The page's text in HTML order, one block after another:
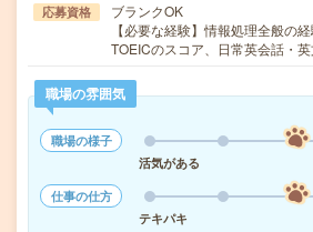
応募資格
ブランクOK
【必要な経験】情報処理全般
TOEICのスコア、日常英会話・
職場の雰囲気
職場の様子
活気がある
仕事の仕方
テキパキ